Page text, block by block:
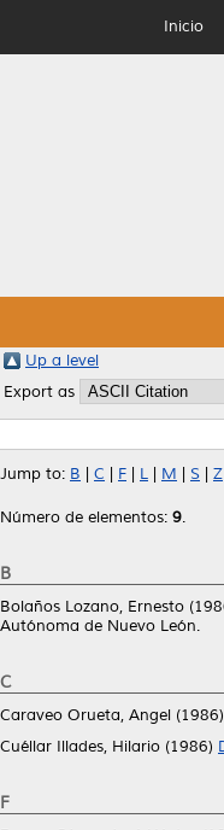
Inicio
Up a level
Export as
Jump to: B C F L M S Z
Número de elementos: 9.
B
Bolaños Lozano, Ernesto
Autónoma de Nuevo León.
C
Caraveo Orueta, Angel (1986)
Cuéllar Illades, Hilario (1986)
F